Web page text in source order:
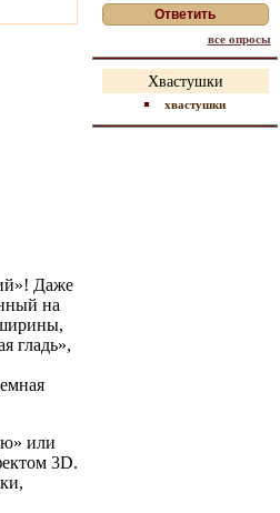
Даже
на
гладь»,
или
3D.
все опросы
Хвастушки
хвастушки